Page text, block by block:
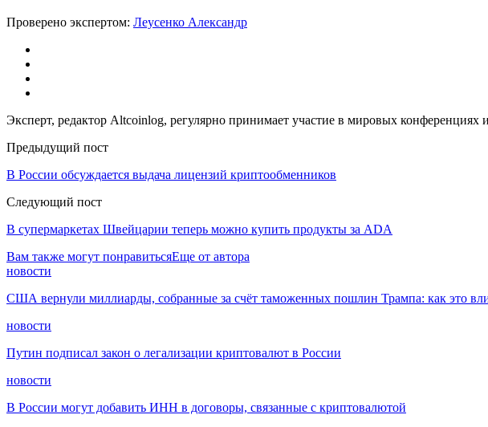
Проверено экспертом: Леусенко Александр
Эксперт, редактор Altcoinlog, регулярно принимает участие в мировых
Предыдущий пост
В России обсуждается выдача лицензий криптообменников
Следующий пост
В супермаркетах Швейцарии теперь можно купить продукты за ADA
Вам также могут понравитьсяЕще от автора
новости
США вернули миллиарды, собранные за счёт таможенных пошлин Трампа: как это
новости
Путин подписал закон о легализации криптовалют в России
новости
В России могут добавить ИНН в договоры, связанные с криптовалютой